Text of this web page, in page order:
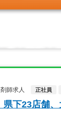
師求人
正社員
下23店舗